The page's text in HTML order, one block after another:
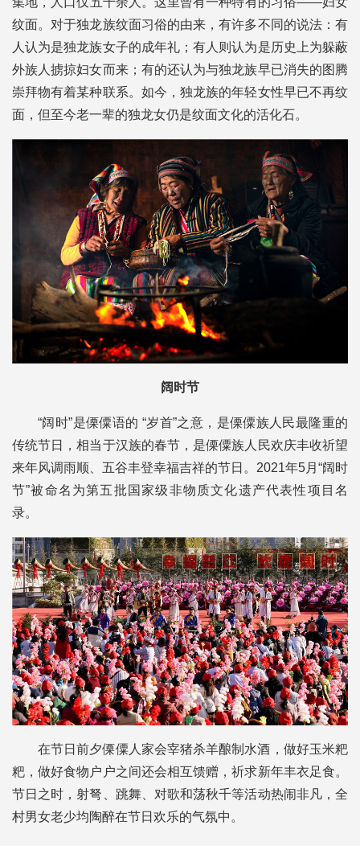
纹面。对于独龙族纹面习俗的由来，有许多不同的说法：有
人认为是独龙族女子的成年礼；有人则认为是历史上为躲蔽
外族人掳掠妇女而来；有的还认为与独龙族早已消失的图腾
崇拜物有着某种联系。如今，独龙族的年轻女性早已不再纹
面，但至今老一辈的独龙女仍是纹面文化的活化石。
阔时节
“阔时”是傈僳语的 “岁首”之意，是傈僳族人民最隆重的
传统节日，相当于汉族的春节，是傈僳族人民欢庆丰收祈望
来年风调雨顺、五谷丰登幸福吉祥的节日。2021年5月“阔时
节”被命名为第五批国家级非物质文化遗产代表性项目名
录。
在节日前夕傈僳人家会宰猪杀羊酿制水酒，做好玉米粑
粑，做好食物户户之间还会相互馈赠，祈求新年丰衣足食。
节日之时，射弩、跳舞、对歌和荡秋千等活动热闹非凡，全
村男女老少均陶醉在节日欢乐的气氛中。